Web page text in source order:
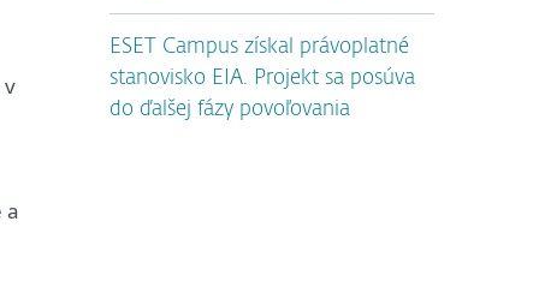
v
a
ESET Campus získal právoplatné
stanovisko EIA. Projekt sa posúva
do ďalšej fázy povoľovania